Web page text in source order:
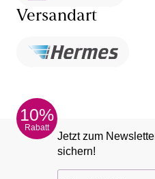
Versandart
10%
Rabatt
Jetzt zum
sichern!